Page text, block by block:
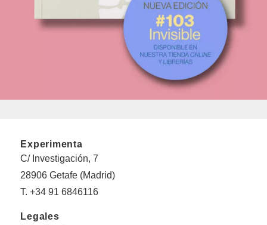
Experimenta
C/ Investigación, 7
28906 Getafe (Madrid)
T. +34 91 6846116
Legales